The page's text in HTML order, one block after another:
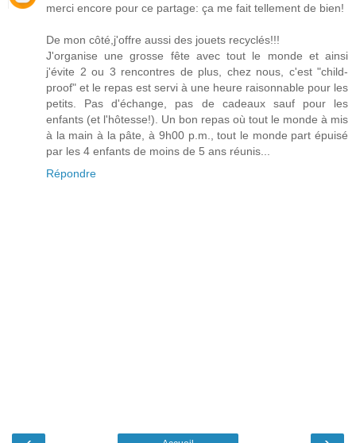
merci encore pour ce partage: ça me fait tellement de bien!
De mon côté,j'offre aussi des jouets recyclés!!!
J'organise une grosse fête avec tout le monde et ainsi
j'évite 2 ou 3 rencontres de plus, chez nous, c'est "child-
proof" et le repas est servi à une heure raisonnable pour les
petits. Pas d'échange, pas de cadeaux sauf pour les
enfants (et l'hôtesse!). Un bon repas où tout le monde à mis
à la main à la pâte, à 9h00 p.m., tout le monde part épuisé
par les 4 enfants de moins de 5 ans réunis...
Répondre